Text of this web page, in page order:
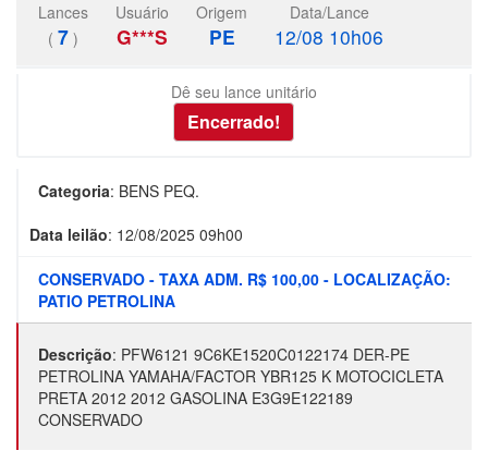
Lances
( 7 )
Usuário
G***S
Origem
PE
Data/Lance
12/08 10h06
Dê seu lance unitário
Categoria: BENS PEQ.
Data leilão: 12/08/2025 09h00
CONSERVADO - TAXA ADM. R$ 100,00 - LOCALIZAÇÃO:
PATIO PETROLINA
Descrição: PFW6121 9C6KE1520C0122174 DER-PE
PETROLINA YAMAHA/FACTOR YBR125 K MOTOCICLETA
PRETA 2012 2012 GASOLINA E3G9E122189
CONSERVADO